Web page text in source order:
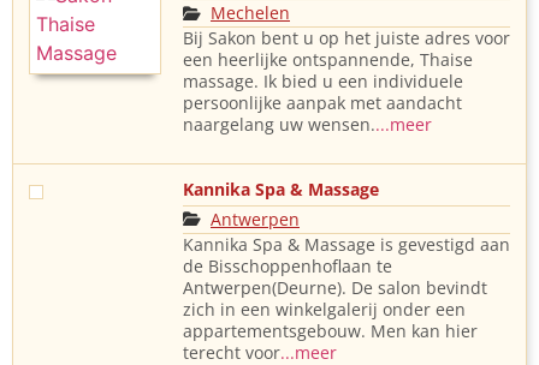
Mechelen
Bij Sakon bent u op het juiste adres voor
een heerlijke ontspannende, Thaise
massage. Ik bied u een individuele
persoonlijke aanpak met aandacht
naargelang uw wensen....meer
Kannika Spa & Massage
Antwerpen
Kannika Spa & Massage is gevestigd aan
de Bisschoppenhoflaan te
Antwerpen(Deurne). De salon bevindt
zich in een winkelgalerij onder een
appartementsgebouw. Men kan hier
terecht voor...meer